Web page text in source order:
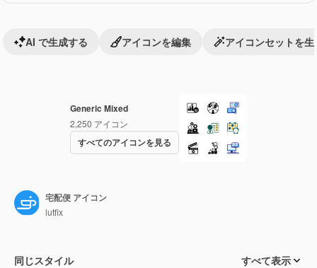
Generic Mixed
2,250 アイコン
すべてのアイコンを見る
AI で生成する アイコンを編集 アイコンセットを生
宅配便 アイコン
lutfix
同じスタイル すべて表示